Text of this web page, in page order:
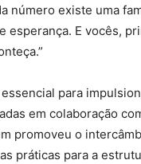
número existe uma
E vocês,
para
em colaboração
promoveu o
práticas para a